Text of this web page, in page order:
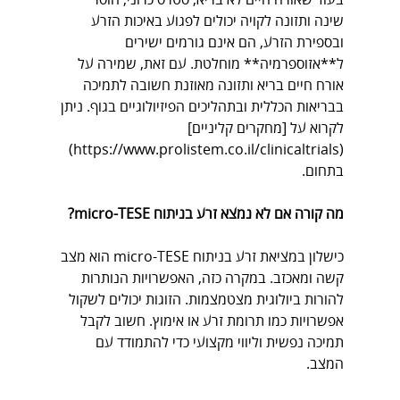
שינה ותזונה לקויה יכולים לפגוע באיכות הזרע
ובספירת הזרע, הם אינם גורמים ישירים
ל**אזוספרמיה** מוחלטת. עם זאת, שמירה על
אורח חיים בריא ותזונה מאוזנת חשובה לתמיכה
בבריאות הכללית ובתהליכים הפיזיולוגיים בגוף. ניתן
לקרוא על [מחקרים קליניים]
(
https://www.prolistem.co.il/clinicaltrials
)
בתחום.
מה קורה אם לא נמצא זרע בניתוח micro-TESE?
כישלון במציאת זרע בניתוח micro-TESE הוא מצב
קשה ומאכזב. במקרה כזה, האפשרויות הנותרות
להורות ביולוגית מצטמצמות. הזוגות יכולים לשקול
אפשרויות כמו תרומת זרע או אימוץ. חשוב לקבל
תמיכה נפשית וליווי מקצועי כדי להתמודד עם
המצב.